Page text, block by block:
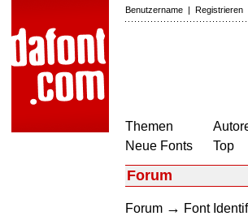
Benutzername | Registrieren
Themen
Neue Fonts
Top
Forum
Forum → Font